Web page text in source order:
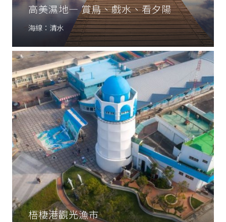
高美濕地— 賞鳥、戲水、看夕陽
海線：清水
梧棲港觀光漁市